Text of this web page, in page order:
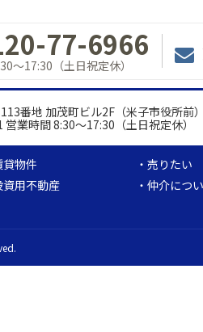
77-6966
～17:30（土日祝定休）
番地 加茂町ビル2F（米子市役所前）
業時間 8:30～17:30（土日祝定休）
貸物件
売りたい
資用不動産
仲介につ